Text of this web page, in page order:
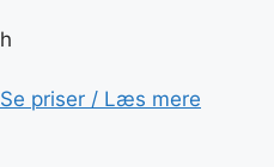
h
Se priser / Læs mere